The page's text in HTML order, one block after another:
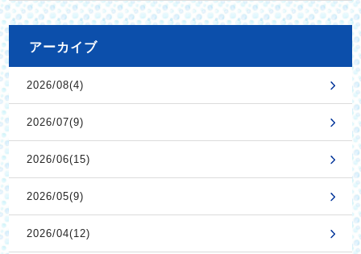
アーカイブ
2026/08(4)
2026/07(9)
2026/06(15)
2026/05(9)
2026/04(12)